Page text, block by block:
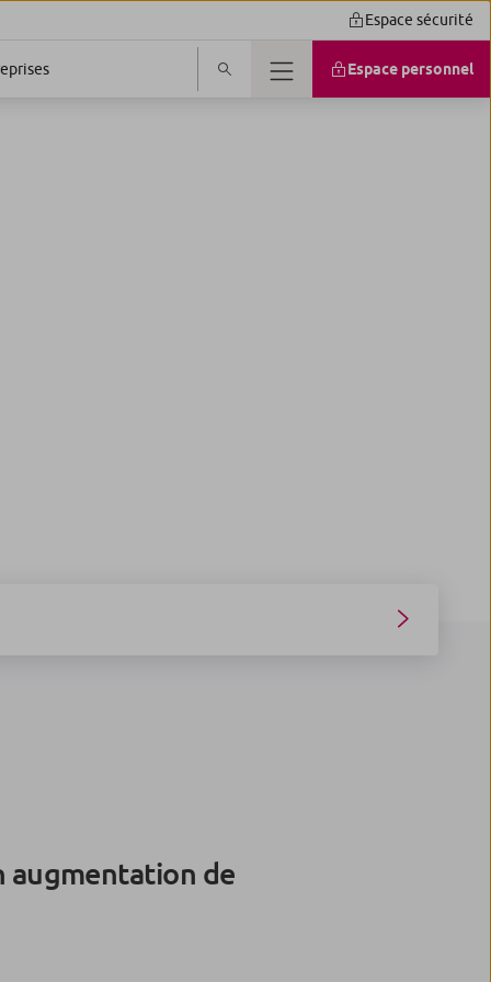
Espace sécurité
Espace personnel
augmentation de